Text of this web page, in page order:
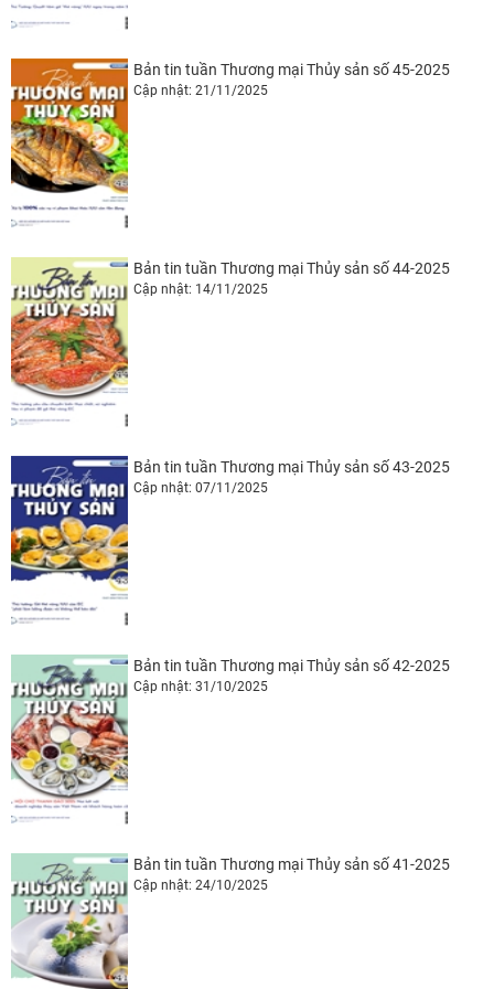
Bản tin tuần Thương mại Thủy sản số 45-2025
Cập nhật: 21/11/2025
Bản tin tuần Thương mại Thủy sản số 44-2025
Cập nhật: 14/11/2025
Bản tin tuần Thương mại Thủy sản số 43-2025
Cập nhật: 07/11/2025
Bản tin tuần Thương mại Thủy sản số 42-2025
Cập nhật: 31/10/2025
Bản tin tuần Thương mại Thủy sản số 41-2025
Cập nhật: 24/10/2025